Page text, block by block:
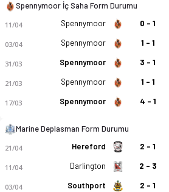
Spennymoor Town - Marine 1-1
Spennymoor İç Saha Form Durumu
11/04 Spennymoor 0 - 1
03/04 Spennymoor 1 - 1
31/03 Spennymoor 3 - 1
21/03 Spennymoor 1 - 1
17/03 Spennymoor 4 - 1
Marine Deplasman Form Durumu
21/04 Hereford 2 - 1
11/04 Darlington 2 - 3
03/04 Southport 2 - 1